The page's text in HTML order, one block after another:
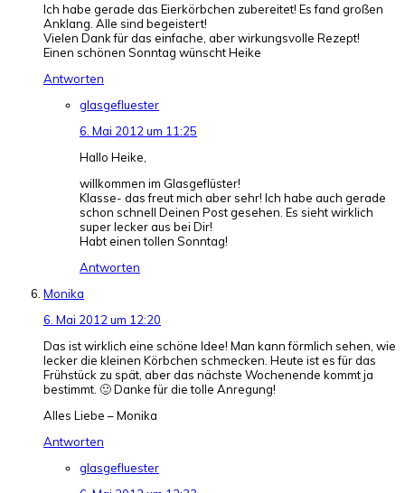
Ich habe gerade das Eierkörbchen zubereitet! Es fand großen
Anklang. Alle sind begeistert!
Vielen Dank für das einfache, aber wirkungsvolle Rezept!
Einen schönen Sonntag wünscht Heike
Antworten
glasgefluester
6. Mai 2012 um 11:25
Hallo Heike,
willkommen im Glasgeflüster!
Klasse- das freut mich aber sehr! Ich habe auch gerade
schon schnell Deinen Post gesehen. Es sieht wirklich
super lecker aus bei Dir!
Habt einen tollen Sonntag!
Antworten
Monika
6. Mai 2012 um 12:20
Das ist wirklich eine schöne Idee! Man kann förmlich sehen, wie
lecker die kleinen Körbchen schmecken. Heute ist es für das
Frühstück zu spät, aber das nächste Wochenende kommt ja
bestimmt. 🙂 Danke für die tolle Anregung!
Alles Liebe – Monika
Antworten
glasgefluester